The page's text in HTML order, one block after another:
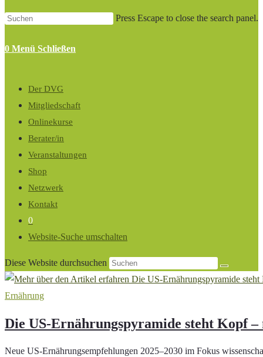
Press Escape to close the search panel.
0 Menü Schließen
Der DVG
Mitgliedschaft
Onlinekurse
Berater/in
Veranstaltungen
Shop
Netzwerk
Kontakt
0
Website-Suche umschalten
Diese Website durchsuchen
Ernährung
Die US-Ernährungspyramide steht Kopf
Neue US-Ernährungsempfehlungen 2025–2030 im Fokus